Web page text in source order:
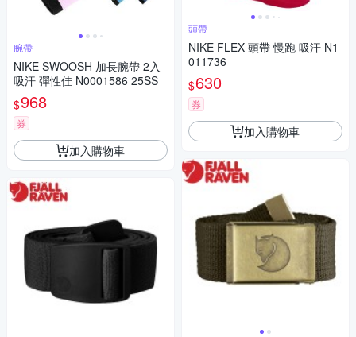
腕帶
NIKE SWOOSH 加長腕帶 2入
吸汗 彈性佳 N0001586 25SS
$968
券
加入購物車
頭帶
NIKE FLEX 頭帶 慢跑 吸汗 N1
011736
$630
券
加入購物車